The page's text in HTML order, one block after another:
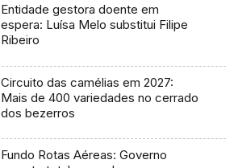
Entidade gestora doente em
espera: Luísa Melo substitui Filipe
Ribeiro
Circuito das camélias em 2027:
Mais de 400 variedades no cerrado
dos bezerros
Fundo Rotas Aéreas: Governo